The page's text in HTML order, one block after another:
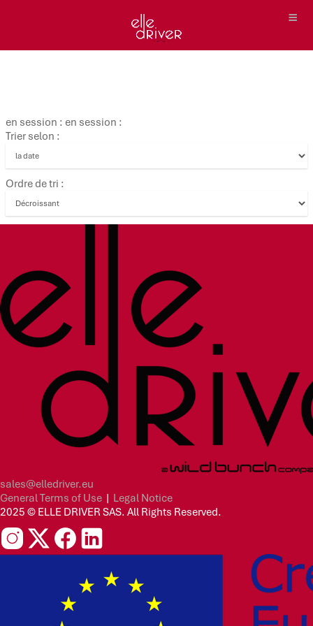
en session : en session :
Trier selon :
Ordre de tri :
sales@elledriver.eu
General Terms of Use | Legal Notice
2025 © ELLE DRIVER SAS. All Rights Reserved.